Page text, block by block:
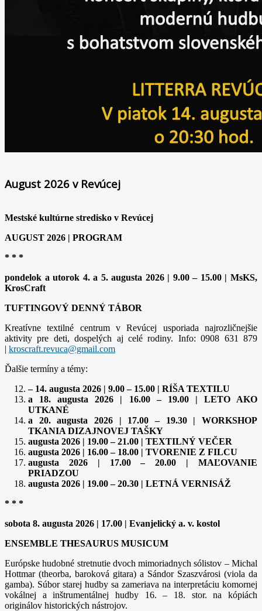
August 2026 v Revúcej
Mestské kultúrne stredisko v Revúcej
AUGUST 2026 | PROGRAM
* * *
pondelok a utorok 4. a 5. augusta 2026 | 9.00 – 15.00 | MsKS,
KrosCraft
TUFTINGOVÝ DENNÝ TÁBOR
Kreatívne textilné centrum v Revúcej usporiada najrozličnejšie
aktivity pre deti, dospelých aj celé rodiny. Info: 0908 631 879
|
Ďalšie termíny a témy:
– 14. augusta 2026 | 9.00 – 15.00 | RÍŠA TEXTILU
a 18. augusta 2026 | 16.00 – 19.00 | LETO AKO
UTKANÉ
a 20. augusta 2026 | 17.00 – 19.30 | WORKSHOP
TKANIA DIZAJNOVEJ TAŠKY
augusta 2026 | 19.00 – 21.00 | TEXTILNÝ VEČER
augusta 2026 | 16.00 – 18.00 | TVORENIE Z FILCU
augusta 2026 | 17.00 – 20.00 | MAĽOVANIE
PRIADZOU
augusta 2026 | 19.00 – 20.30 | LETNÁ VERNISÁŽ
* * *
sobota 8. augusta 2026 | 17.00 | Evanjelický a. v. kostol
ENSEMBLE THESAURUS MUSICUM
Európske hudobné stretnutie dvoch mimoriadnych sólistov – Michal
Hottmar (theorba, baroková gitara) a Sándor Szaszvárosi (viola da
gamba). Súbor starej hudby sa zameriava na interpretáciu komornej
vokálnej a inštrumentálnej hudby 16. – 18. stor. na kópiách
originálov historických nástrojov.